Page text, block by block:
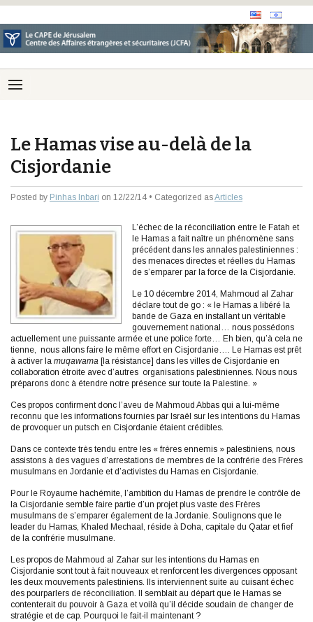
Le Hamas vise au-delà de la
Cisjordanie
Posted by Pinhas Inbari on 12/22/14 • Categorized asArticles
L’échec de la réconciliation entre le Fatah et
le Hamas a fait naître un phénomène sans
précédent dans les annales palestiniennes :
des menaces directes et réelles du Hamas
de s’emparer par la force de la Cisjordanie.
Le 10 décembre 2014, Mahmoud al Zahar
déclare tout de go : « le Hamas a libéré la
bande de Gaza en installant un véritable
gouvernement national… nous possédons
actuellement une puissante armée et une police forte… Eh bien, qu’à cela ne
tienne, nous allons faire le même effort en Cisjordanie…. Le Hamas est prêt
à activer la muqawama [la résistance] dans les villes de Cisjordanie en
collaboration étroite avec d’autres organisations palestiniennes. Nous nous
préparons donc à étendre notre présence sur toute la Palestine. »
Ces propos confirment donc l’aveu de Mahmoud Abbas qui a lui-même
reconnu que les informations fournies par Israël sur les intentions du Hamas
de provoquer un putsch en Cisjordanie étaient crédibles.
Dans ce contexte très tendu entre les « frères ennemis » palestiniens, nous
assistons à des vagues d’arrestations de membres de la confrérie des Frères
musulmans en Jordanie et d’activistes du Hamas en Cisjordanie.
Pour le Royaume hachémite, l’ambition du Hamas de prendre le contrôle de
la Cisjordanie semble faire partie d’un projet plus vaste des Frères
musulmans de s’emparer également de la Jordanie. Soulignons que le
leader du Hamas, Khaled Mechaal, réside à Doha, capitale du Qatar et fief
de la confrérie musulmane.
Les propos de Mahmoud al Zahar sur les intentions du Hamas en
Cisjordanie sont tout à fait nouveaux et renforcent les divergences opposant
les deux mouvements palestiniens. Ils interviennent suite au cuisant échec
des pourparlers de réconciliation. Il semblait au départ que le Hamas se
contenterait du pouvoir à Gaza et voilà qu’il décide soudain de changer de
stratégie et de cap. Pourquoi le fait-il maintenant ?